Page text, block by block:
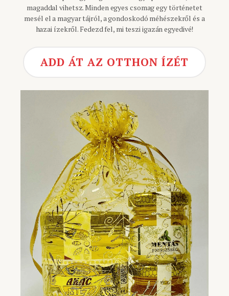
magaddal vihetsz. Minden egyes csomag egy történetet
mesél el a magyar tájról, a gondoskodó méhészekről és a
hazai ízekről. Fedezd fel, mi teszi igazán egyedivé!
ADD ÁT AZ OTTHON ÍZÉT